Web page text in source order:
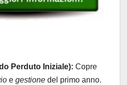
Perduto Iniziale): Copre
e gestione del primo anno.